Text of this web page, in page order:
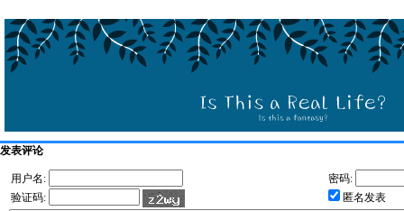
发表评论
用户名:
密码:
验证码:
匿名发表